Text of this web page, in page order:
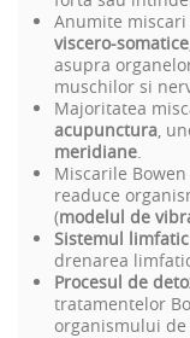
Anumite
viscero-somatice
asupra
muschilor si
Majoritatea
acupunctura,
meridiane.
Miscarile
readuce
(modelul de
Sistemul limfatic
drenarea
Procesul de
tratamentelor
organismului